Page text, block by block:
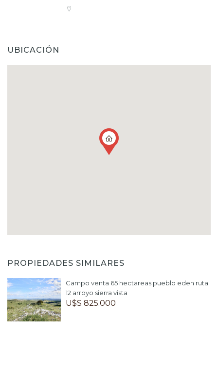
UBICACIÓN
PROPIEDADES SIMILARES
Campo venta 65 hectareas pueblo eden ruta
12 arroyo sierra vista
U$S 825.000